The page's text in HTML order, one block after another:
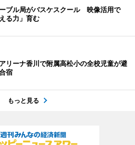
ブル局がバスケスクール 映像活用で
る力」育む
リーナ香川で附属高松小の全校児童が避
宿
もっと見る